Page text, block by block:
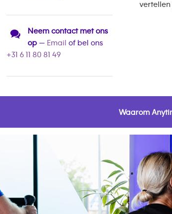
Neem contact met ons
op— Email of bel ons
+31 6 11 80 81 49
Waarom